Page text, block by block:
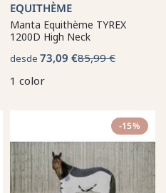
EQUITHÈME
Manta Equithème TYREX
1200D High Neck
desde 73,09 €85,99 €
1 color
-15%